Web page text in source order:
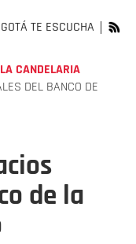
TE ESCUCHA
LA CANDELARIA
DEL BANCO DE
de la